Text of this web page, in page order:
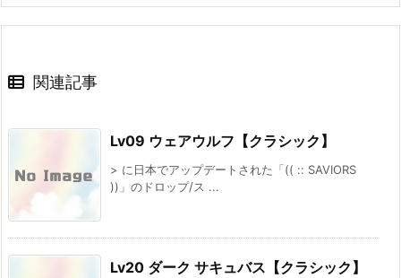
関連記事
Lv09 ウェアウルフ【クラシック】
> に日本でアップデートされた「(( :: SAVIORS
))」のドロップ/ス ...
Lv20 ダーク サキュバス【クラシック】